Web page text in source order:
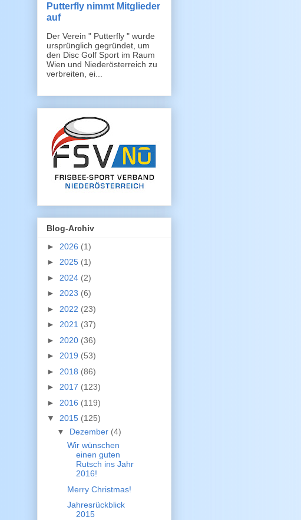
Putterfly nimmt Mitglieder
auf
Der Verein " Putterfly " wurde
ursprünglich gegründet, um
den Disc Golf Sport im Raum
Wien und Niederösterreich zu
verbreiten, ei...
Blog-Archiv
► 2026 (1)
► 2025 (1)
► 2024 (2)
► 2023 (6)
► 2022 (23)
► 2021 (37)
► 2020 (36)
► 2019 (53)
► 2018 (86)
► 2017 (123)
► 2016 (119)
▼ 2015 (125)
▼ Dezember (4)
Wir wünschen
einen guten
Rutsch ins Jahr
2016!
Merry Christmas!
Jahresrückblick
2015